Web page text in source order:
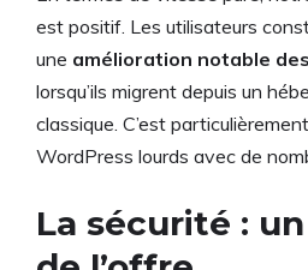
est positif. Les utilisateurs
une amélioration notable
lorsqu’ils migrent depuis un
classique. C’est
WordPress lourds avec de
La sécurité :